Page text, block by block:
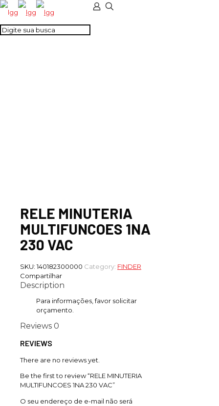
RELE MINUTERIA
MULTIFUNCOES 1NA
230 VAC
SKU:140182300000 Category: FINDER
Compartilhar
Description
Para informações, favor solicitar
orçamento.
Reviews 0
REVIEWS
There are no reviews yet.
Be the first to review “RELE MINUTERIA
MULTIFUNCOES 1NA 230 VAC”
O seu endereço de e-mail não será